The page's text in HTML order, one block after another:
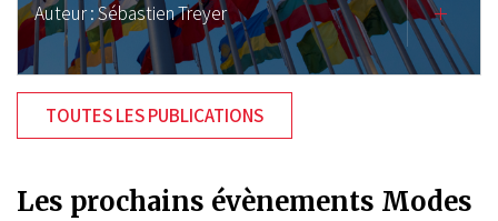
Auteur :Sébastien Treyer
TOUTES LES PUBLICATIONS
Les prochains évènements Modes